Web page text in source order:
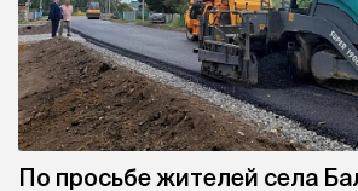
По просьбе жителей села